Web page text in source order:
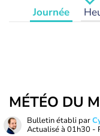
Journée
MÉTÉO DU
Bulletin établi par
Actualisé à 01h30 -